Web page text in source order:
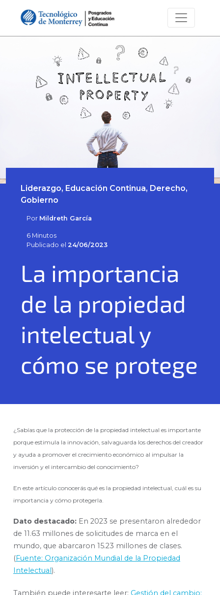
Liderazgo, Educación Continua, Derecho,
Gobierno
Por Mildreth García
6 Minutos
Publicado el 24/06/2023
La importancia
de la propiedad
intelectual y
cómo se protege
¿Sabías que la protección de la propiedad intelectual es importante
porque estimula la innovación, salvaguarda los derechos del creador
y ayuda a promover el crecimiento económico al impulsar la
inversión y el intercambio del conocimiento?
En este artículo conocerás qué es la propiedad intelectual, cuál es su
importancia y cómo protegerla.
Dato destacado: En 2023 se presentaron alrededor
de 11.63 millones de solicitudes de marca en el
mundo, que abarcaron 15.23 millones de clases.
(Fuente: Organización Mundial de la Propiedad
Intelectual).
También puede interesarte leer: Gestión del cambio: